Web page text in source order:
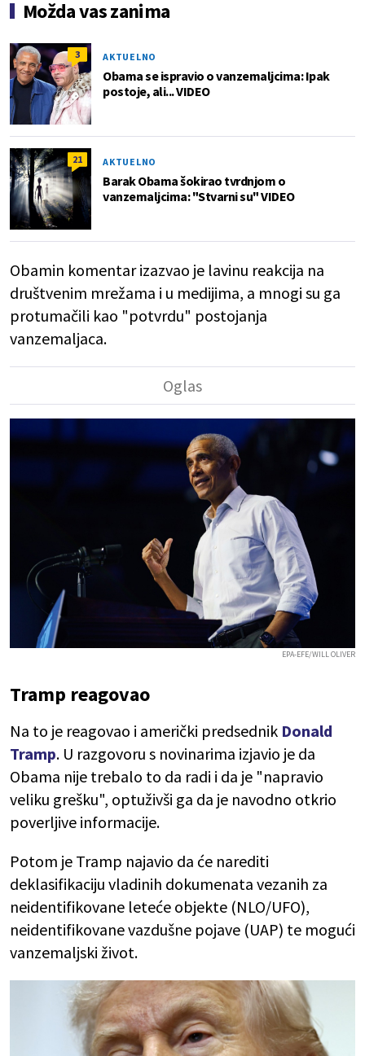
Možda vas zanima
3 AKTUELNO
Obama se ispravio o vanzemaljcima: Ipak
postoje, ali... VIDEO
21 AKTUELNO
Barak Obama šokirao tvrdnjom o
vanzemaljcima: "Stvarni su" VIDEO
Obamin komentar izazvao je lavinu reakcija na
društvenim mrežama i u medijima, a mnogi su ga
protumačili kao "potvrdu" postojanja
vanzemaljaca.
EPA-EFE/WILL OLIVER
Tramp reagovao
Na to je reagovao i američki predsednik Donald
Tramp. U razgovoru s novinarima izjavio je da
Obama nije trebalo to da radi i da je "napravio
veliku grešku", optuživši ga da je navodno otkrio
poverljive informacije.
Potom je Tramp najavio da će narediti
deklasifikaciju vladinih dokumenata vezanih za
neidentifikovane leteće objekte (NLO/UFO),
neidentifikovane vazdušne pojave (UAP) te mogući
vanzemaljski život.